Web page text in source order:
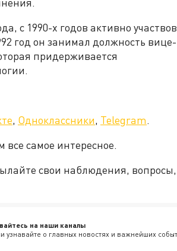
с 1990-х годов активно
год он занимал должность вице-
придерживается
, Одноклассники, Telegram.
все самое интересное.
свои наблюдения, вопросы,
на наши каналы
узнавайте о главных новостях и важнейших